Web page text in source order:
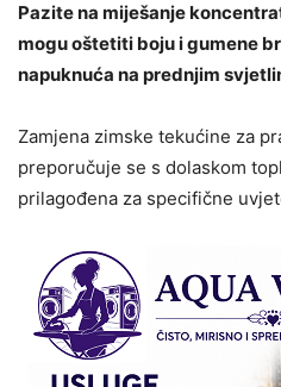
Pazite na miješanje
mogu oštetiti boju i gumene
napuknuća na prednjim
Zamjena zimske tekućine za
preporučuje se s dolaskom
prilagođena za specifične